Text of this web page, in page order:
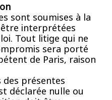
sont soumises à la
interprétées
Tout litige qui ne
sera porté
de Paris, raison
des présentes
déclarée nulle ou